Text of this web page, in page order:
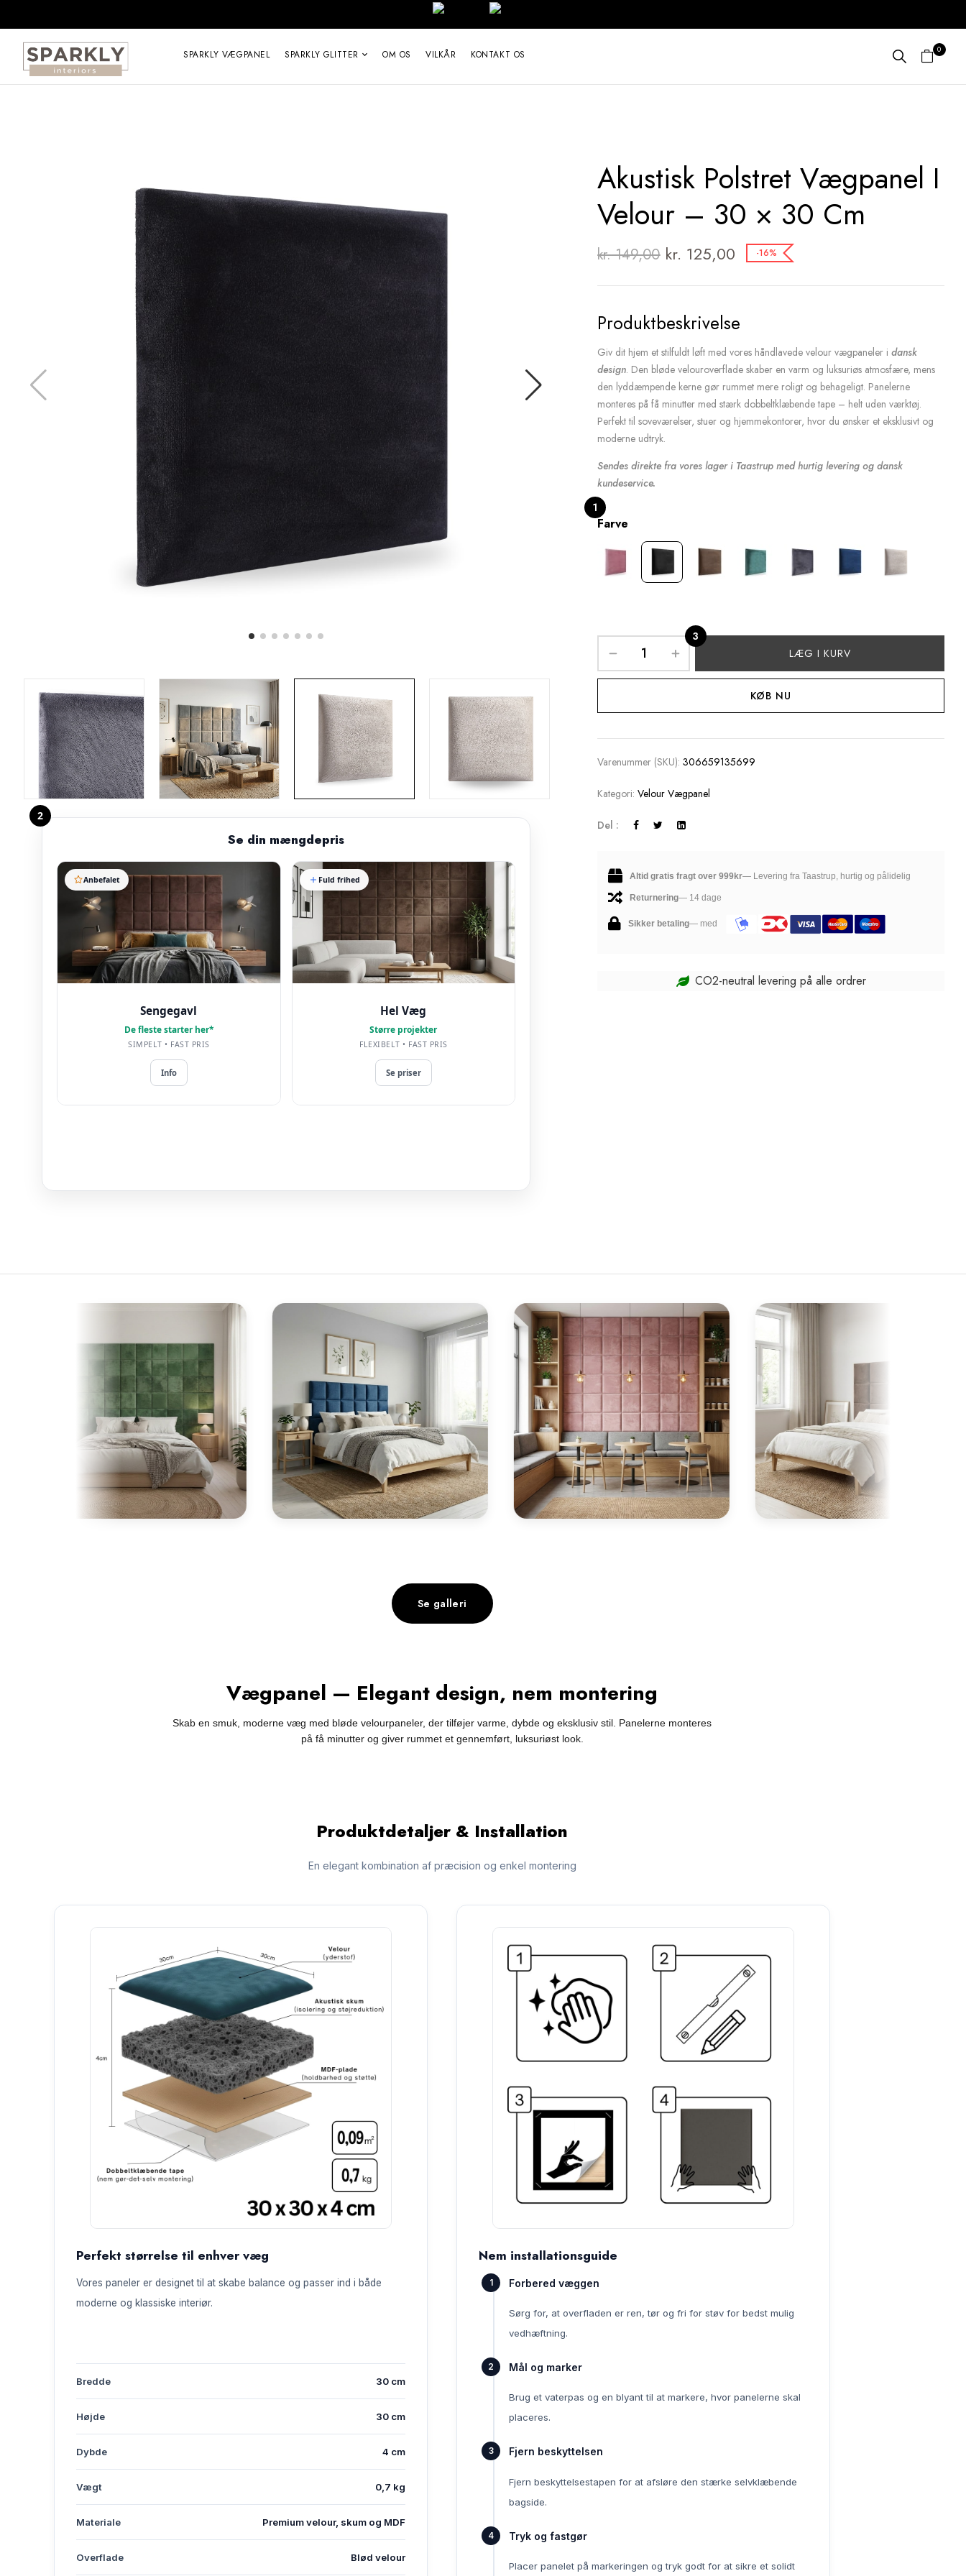
SPARKLY VÆGPANEL SPARKLY GLITTER OM OS VILKÅR KONTAKT OS 0
2
Se din mængdepris
Anbefalet
Sengegavl
De fleste starter her*
SIMPELT • FAST PRIS
Info
Fuld frihed
Hel Væg
Større projekter
FLEXIBELT • FAST PRIS
Se priser
Akustisk Polstret Vægpanel I
Velour – 30 × 30 Cm
kr.149,00 kr. 125,00 -16%
Produktbeskrivelse
Giv dit hjem et stilfuldt løft med vores håndlavede velour vægpaneler idansk
design. Den bløde velouroverflade skaber en varm og luksuriøs atmosfære, mens
den lyddæmpende kerne gør rummet mere roligt og behageligt. Panelerne
monteres på få minutter med stærk dobbeltklæbende tape – helt uden værktøj.
Perfekt til soveværelser, stuer og hjemmekontorer, hvor du ønsker et eksklusivt og
moderne udtryk.
Sendes direkte fra vores lager i Taastrup med hurtig levering og dansk
kundeservice.
1
Farve
3
LÆG I KURV
KØB NU
Varenummer (SKU):306659135699
Kategori:Velour Vægpanel
Del :
Altid gratis fragt over 999kr— Levering fra Taastrup, hurtig og pålidelig
Returnering— 14 dage
Sikker betaling— med
CO2-neutral levering på alle ordrer
Se galleri
Vægpanel — Elegant design, nem montering
Skab en smuk, moderne væg med bløde velourpaneler, der tilføjer varme, dybde og eksklusiv stil. Panelerne monteres
på få minutter og giver rummet et gennemført, luksuriøst look.
Produktdetaljer & Installation
En elegant kombination af præcision og enkel montering
Perfekt størrelse til enhver væg
Vores paneler er designet til at skabe balance og passer ind i både
moderne og klassiske interiør.
Bredde 30 cm
Højde 30 cm
Dybde 4 cm
Vægt 0,7 kg
Materiale Premium velour, skum og MDF
Overflade Blød velour
Nem installationsguide
Forbered væggen
Sørg for, at overfladen er ren, tør og fri for støv for bedst mulig
vedhæftning.
Mål og marker
Brug et vaterpas og en blyant til at markere, hvor panelerne skal
placeres.
Fjern beskyttelsen
Fjern beskyttelsestapen for at afsløre den stærke selvklæbende
bagside.
Tryk og fastgør
Placer panelet på markeringen og tryk godt for at sikre et solidt